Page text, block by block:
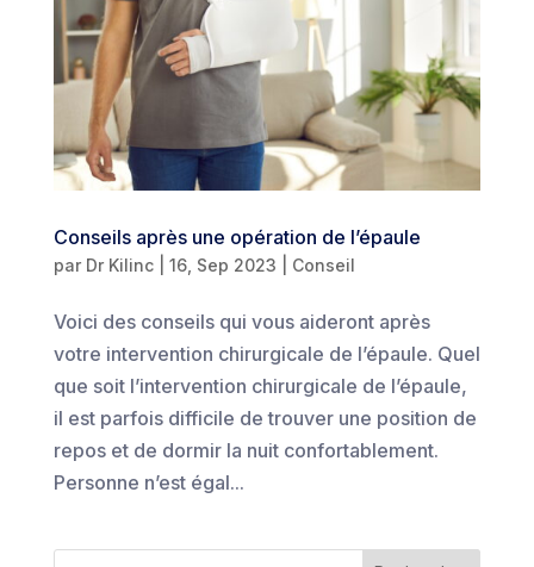
Conseils après une opération de l’épaule
par Dr Kilinc| 16, Sep 2023 Conseil
Voici des conseils qui vous aideront après
votre intervention chirurgicale de l’épaule. Quel
que soit l’intervention chirurgicale de l’épaule,
il est parfois difficile de trouver une position de
repos et de dormir la nuit confortablement.
Personne n’est égal...